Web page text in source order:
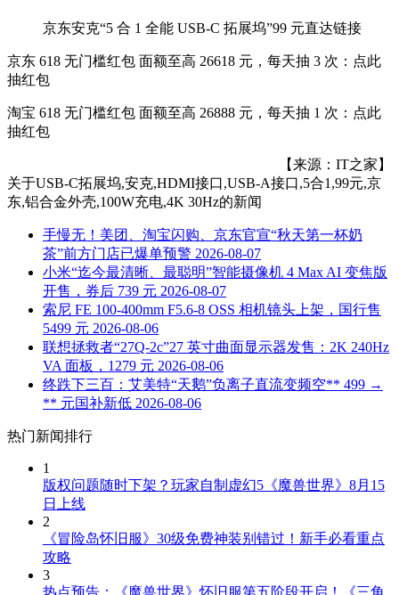
京东安克“5 合 1 全能 USB-C 拓展坞”99 元直达链接
京东 618 无门槛红包 面额至高 26618 元，每天抽 3 次：点此
抽红包
淘宝 618 无门槛红包 面额至高 26888 元，每天抽 1 次：点此
抽红包
【来源：IT之家】
关于USB-C拓展坞,安克,HDMI接口,USB-A接口,5合1,99元,京
东,铝合金外壳,100W充电,4K 30Hz的新闻
手慢无！美团、淘宝闪购、京东官宣“秋天第一杯奶
茶”前方门店已爆单预警 2026-08-07
小米“迄今最清晰、最聪明”智能摄像机 4 Max AI 变焦版
开售，券后 739 元 2026-08-07
索尼 FE 100-400mm F5.6-8 OSS 相机镜头上架，国行售
5499 元 2026-08-06
联想拯救者“27Q-2c”27 英寸曲面显示器发售：2K 240Hz
VA 面板，1279 元 2026-08-06
终跌下三百：艾美特“天鹅”负离子直流变频空** 499 →
** 元国补新低 2026-08-06
热门新闻排行
1
版权问题随时下架？玩家自制虚幻5《魔兽世界》8月15
日上线
2
《冒险岛怀旧服》30级免费神装别错过！新手必看重点
攻略
3
热点预告：《魔兽世界》怀旧服第五阶段开启！《三角